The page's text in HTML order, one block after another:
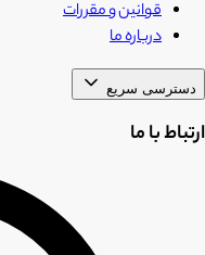
قوانین و مقررات
درباره ما
دسترسی سریع
ارتباط با ما